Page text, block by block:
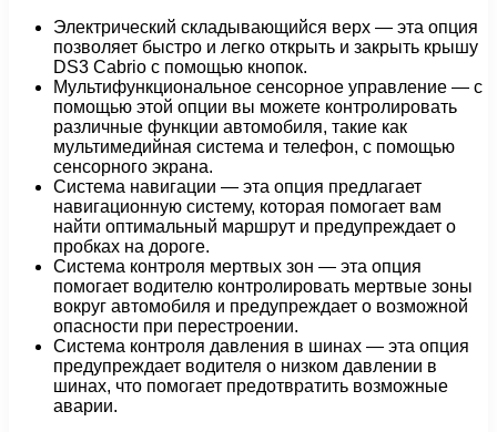
Электрический складывающийся верх — эта опция
позволяет быстро и легко открыть и закрыть крышу
DS3 Cabrio с помощью кнопок.
Мультифункциональное сенсорное управление — с
помощью этой опции вы можете контролировать
различные функции автомобиля, такие как
мультимедийная система и телефон, с помощью
сенсорного экрана.
Система навигации — эта опция предлагает
навигационную систему, которая помогает вам
найти оптимальный маршрут и предупреждает о
пробках на дороге.
Система контроля мертвых зон — эта опция
помогает водителю контролировать мертвые зоны
вокруг автомобиля и предупреждает о возможной
опасности при перестроении.
Система контроля давления в шинах — эта опция
предупреждает водителя о низком давлении в
шинах, что помогает предотвратить возможные
аварии.